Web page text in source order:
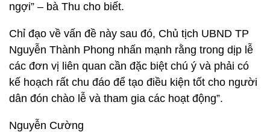
ngợi” – bà Thu cho biết.
Chỉ đạo về vấn đề này sau đó, Chủ tịch UBND TP
Nguyễn Thành Phong nhấn mạnh rằng trong dịp lễ
các đơn vị liên quan cần đặc biệt chú ý và phải có
kế hoạch rất chu đáo để tạo điều kiện tốt cho người
dân đón chào lễ và tham gia các hoạt động”.
Nguyễn Cường